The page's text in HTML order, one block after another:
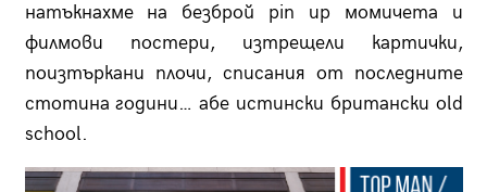
натъкнахме на безброй pin up момичета и
филмови постери, изтрещели картички,
поизтъркани плочи, списания от последните
стотина години… абе истински британски old
school.